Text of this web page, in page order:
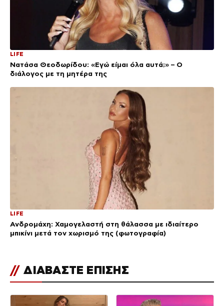
LIFE
Νατάσα Θεοδωρίδου: «Εγώ είμαι όλα αυτά;» – Ο
διάλογος με τη μητέρα της
LIFE
Ανδρομάχη: Χαμογελαστή στη θάλασσα με ιδιαίτερο
μπικίνι μετά τον χωρισμό της (φωτογραφία)
// ΔΙΑΒΑΣΤΕ ΕΠΙΣΗΣ